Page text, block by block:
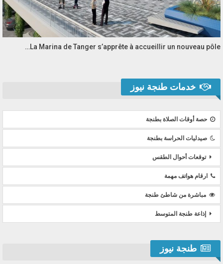
La Marina de Tanger s’apprête à accueillir un nouveau pôle…
خدمات طنجة نيوز
حصة أوقات الصلاة بطنجة
صيدليات الحراسة بطنجة
توقعات أحوال الطقس
ارقام هواتف مهمة
مباشرة من شاطئ طنجة
إذاعة طنجة المتوسط
طنجة نيوز